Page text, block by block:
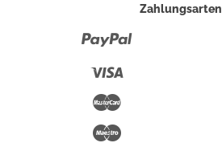
Zahlungsarten
Maestro